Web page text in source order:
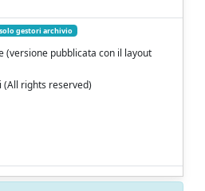
solo gestori archivio
(versione pubblicata con il layout
(All rights reserved)